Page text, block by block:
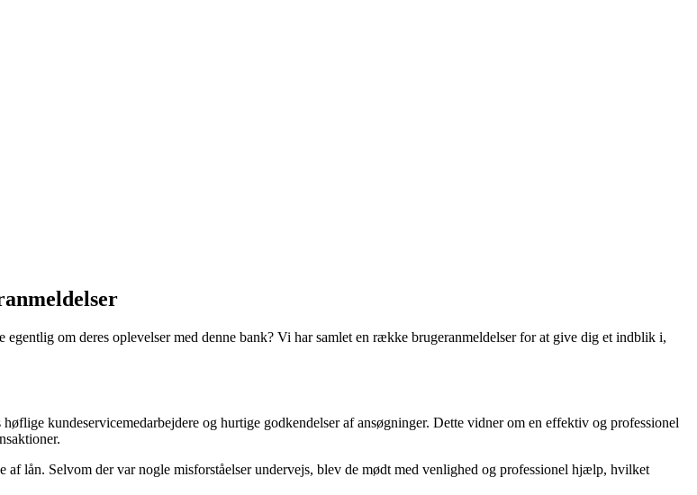
om deres oplevelser med denne bank? Vi har samlet en række brugeranmeldelser for at give dig et indblik i,
kundeservicemedarbejdere og hurtige godkendelser af ansøgninger. Dette vidner om en effektiv og professionel
af lån. Selvom der var nogle misforståelser undervejs, blev de mødt med venlighed og professionel hjælp, hvilket